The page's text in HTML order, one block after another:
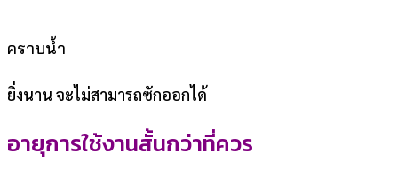
คราบน้ำ
ยิ่งนาน จะไม่สามารถซักออกได้
อายุการใช้งานสั้นกว่าที่ควร